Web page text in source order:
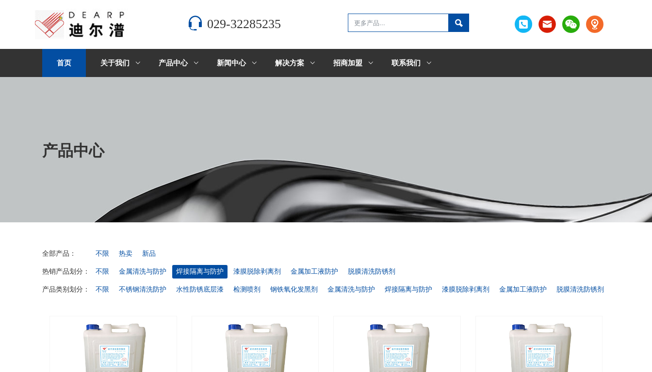
029-32285235
首页 关于我们 产品中心 新闻中心 解决方案 招商加盟 联系我们
产品中心
全部产品： 不限 热卖 新品
热销产品划分： 不限 金属清洗与防护 焊接隔离与防护 漆膜脱除剥离剂 金属加工液防护 脱膜清洗防锈剂
产品类别划分： 不限 不锈钢清洗防护 水性防锈底层漆 检测喷剂 钢铁氧化发黑剂 金属清洗与防护 焊接隔离与防护 漆膜脱除剥离剂 金属加工液防护 脱膜清洗防锈剂